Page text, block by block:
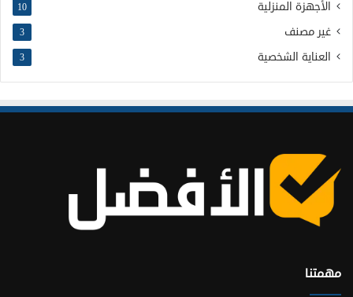
الأجهزة المنزلية 10
غير مصنف 3
العناية الشخصية 3
مهمتنا